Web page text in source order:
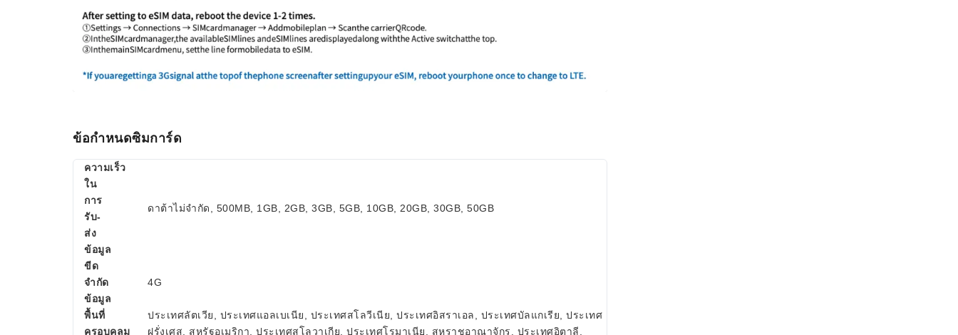
ข้อกำหนดซิมการ์ด
ความเร็ว
ใน
การ
รับ-
ส่ง
ข้อมูล
ดาต้าไม่จำกัด, 500MB, 1GB, 2GB, 3GB, 5GB, 10GB, 20GB, 30GB, 50GB
ขีด
จำกัด
ข้อมูล
4G
พื้นที่
ครอบคลุม
ประเทศลัตเวีย, ประเทศแอลเบเนีย, ประเทศสโลวีเนีย, ประเทศอิสราเอล, ประเทศบัลแกเรีย, ประเทศ
ฝรั่งเศส, สหรัฐอเมริกา, ประเทศสโลวาเกีย, ประเทศโรมาเนีย, สหราชอาณาจักร, ประเทศอิตาลี,